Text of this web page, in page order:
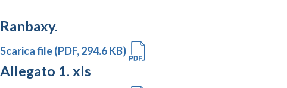
Ranbaxy.
Scarica file (PDF, 294.6 KB)
Allegato 1. xls